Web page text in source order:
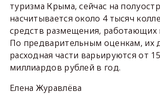
туризма Крыма, сейчас на
насчитывается около 4 тысяч
средств размещения, работающих
По предварительным оценкам, их
расходная части варьируются от
миллиардов рублей в год.
Елена Журавлёва